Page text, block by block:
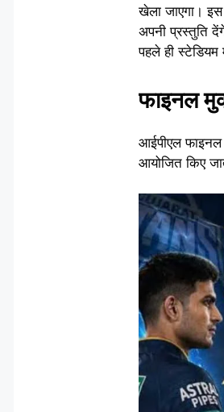
खेला जाएगा।
अपनी प्रस्तुति
पहले ही स्टेडियम
फाइनल
आईपीएल फाइनल
आयोजित किए